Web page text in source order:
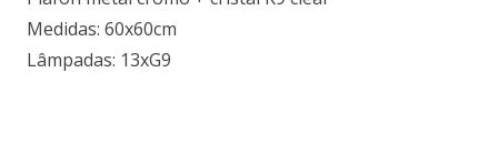
Medidas: 60x60cm
Lâmpadas: 13xG9